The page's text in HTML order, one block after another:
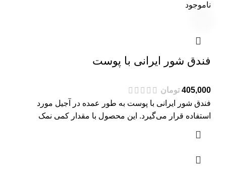
ناموجود
فندق شور ایرانی با پوست
تومان
فندق شور ایرانی با پوست به طور عمده در آجیل مورد
استفاده قرار می‌گیرد. این محصول با مقدار کمی نمک